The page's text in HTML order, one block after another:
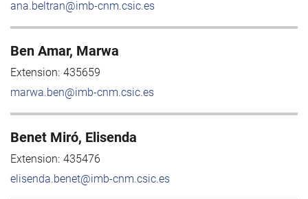
ana.beltran@imb-cnm.csic.es
Ben Amar, Marwa
Extension: 435659
marwa.ben@imb-cnm.csic.es
Benet Miró, Elisenda
Extension: 435476
elisenda.benet@imb-cnm.csic.es